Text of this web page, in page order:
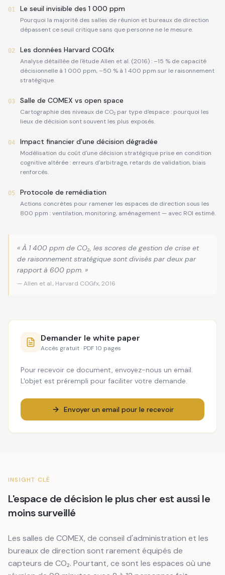
01 Le seuil invisible des 1 000 ppm
Pourquoi la majorité des salles de réunion et bureaux de direction
dépassent ce seuil critique sans que personne ne le mesure.
02 Les données Harvard COGfx
Analyse détaillée de l'étude Allen et al. (2016) : –15 % de capacité
décisionnelle à 1 000 ppm, –50 % à 1 400 ppm sur le raisonnement
stratégique.
03 Salle de COMEX vs open space
Cartographie des niveaux de CO₂ par type d'espace : pourquoi les
lieux de décision sont souvent les plus exposés.
04 Impact financier d'une décision dégradée
Modélisation du coût d'une décision stratégique prise en condition
cognitive altérée : erreurs d'arbitrage, retards de validation, biais
renforcés.
05 Protocole de remédiation
Actions concrètes pour ramener les espaces de direction sous les
800 ppm : ventilation, monitoring, aménagement — avec ROI estimé.
« À 1 400 ppm de CO₂, les scores de gestion de crise et
de raisonnement stratégique sont divisés par deux par
rapport à 600 ppm. »
— Allen et al., Harvard COGfx, 2016
Demander le white paper
Accès gratuit · PDF 10 pages
Pour recevoir ce document, envoyez-nous un email.
L'objet est prérempli pour faciliter votre demande.
Envoyer un email pour le recevoir
INSIGHT CLÉ
L'espace de décision le plus cher est aussi le
moins surveillé
Les salles de COMEX, de conseil d'administration et les
bureaux de direction sont rarement équipés de
capteurs de CO₂. Pourtant, ce sont les espaces où une